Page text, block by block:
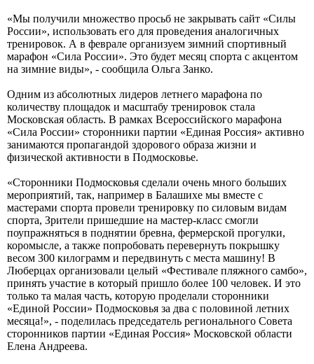
«Мы получили множество просьб не закрывать сайт «Силы
России», использовать его для проведения аналогичных
тренировок. А в феврале организуем зимний спортивный
марафон «Сила России». Это будет месяц спорта с акцентом
на зимние виды», - сообщила Ольга Занко.
Одним из абсолютных лидеров летнего марафона по
количеству площадок и масштабу тренировок стала
Московская область. В рамках Всероссийского марафона
«Сила России» сторонники партии «Единая Россия» активно
занимаются пропагандой здорового образа жизни и
физической активности в Подмосковье.
«Сторонники Подмосковья сделали очень много больших
мероприятий, так, например в Балашихе мы вместе с
мастерами спорта провели тренировку по силовым видам
спорта, Зрители пришедшие на мастер-класс смогли
поупражняться в поднятии бревна, фермерской прогулки,
коромысле, а также попробовать перевернуть покрышку
весом 300 килограмм и передвинуть с места машину! В
Люберцах организовали целый «Фестивале пляжного самбо»,
принять участие в который пришло более 100 человек. И это
только та малая часть, которую проделали сторонники
«Единой России» Подмосковья за два с половиной летних
месяца!», - поделилась председатель регионального Совета
сторонников партии «Единая Россия» Московской области
Елена Андреева.